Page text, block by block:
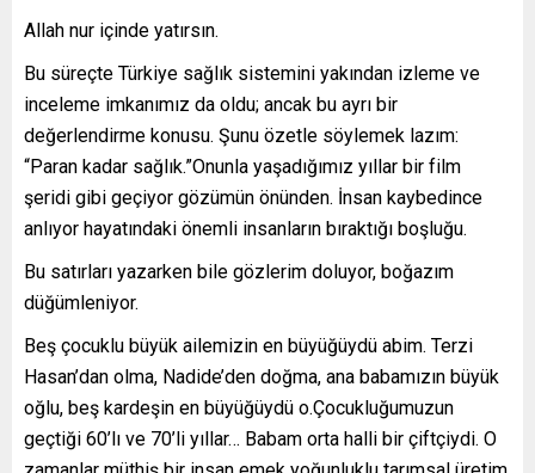
Allah nur içinde yatırsın.
Bu süreçte Türkiye sağlık sistemini yakından izleme ve
inceleme imkanımız da oldu; ancak bu ayrı bir
değerlendirme konusu. Şunu özetle söylemek lazım:
“Paran kadar sağlık.”Onunla yaşadığımız yıllar bir film
şeridi gibi geçiyor gözümün önünden. İnsan kaybedince
anlıyor hayatındaki önemli insanların bıraktığı boşluğu.
Bu satırları yazarken bile gözlerim doluyor, boğazım
düğümleniyor.
Beş çocuklu büyük ailemizin en büyüğüydü abim. Terzi
Hasan’dan olma, Nadide’den doğma, ana babamızın büyük
oğlu, beş kardeşin en büyüğüydü o.Çocukluğumuzun
geçtiği 60’lı ve 70’li yıllar… Babam orta halli bir çiftçiydi. O